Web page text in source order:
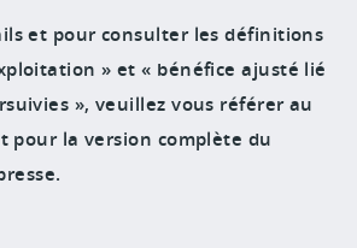
et pour consulter les définitions
» et « bénéfice ajusté lié
», veuillez vous référer au
pour la version complète du